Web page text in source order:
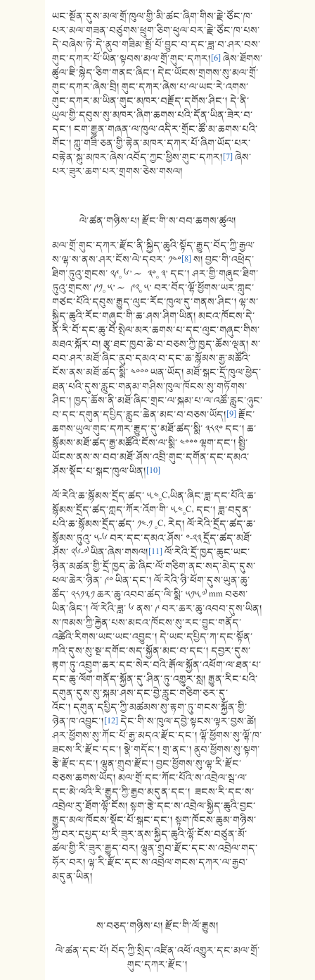
ཡང་སྔོན་དུས་མལ་གྲོ་ཁུལ་གྱི་མི་ཚང་ཞིག་གིས་རྗེ་ཙོང་ཁ་
པར་མལ་གཟན་བཙུགས་ཕྲུག་ཅིག་ཕུལ་བར་རྗེ་ཙོང་ཁ་པས་
དེ་བཞེས་ཏེ་དེ་ནུབ་གཟིམ་སྤྲོ་པོ་བྱུང་བ་དང་ཟླ་བ་ཤར་བས་
གུང་དཀར་པོ་ཡིན་སྟབས་མལ་གྲོ་གུང་དཀར།[6]ཞེས་ཐོགས་
ཚུལ་ཇི་སྙེད་ཅིག་གནང་ཞིང་། དེང་ཡོངས་གྲགས་སུ་མལ་གྲོ་
གུང་དཀར་ཞེས་བྲི། གུང་དཀར་ཞེས་པ་ལ་ཡང་རེ་འགས་
གུང་དཀར་མ་ཡིན་གུང་མཁར་བརྗོད་དགོས་ཤིང་། དེ་ནི་
ཡུལ་གྱི་དབུས་སུ་མཁར་ཞིག་ཆགས་པའི་དོན་ཡིན་ཟེར་བ་
དང་། ངག་རྒྱུན་གཞན་ལ་ཁུལ་འདིར་གྲོང་ཚོ་མ་ཆགས་པའི་
གོང་། ཀླུ་གཟི་ཅན་གྱི་རྟེན་མཁར་དཀར་པོ་ཞིག་ཡོད་པར་
བརྟེན་སྐུ་མཁར་ཞེས་འབོད་ཀྱང་ཕྱིས་གུང་དཀར།[7]ཞེས་
པར་ཟུར་ཆག་པར་གྲགས་ཅེས་གསལ།
ལེ་ཚན་གཉིས་པ། རྫོང་གི་ས་བབ་ཆགས་ཚུལ།
མལ་གྲོ་གུང་དཀར་རྫོང་ནི་སྐྱིད་ཆུའི་སྟོད་རྒྱུད་བོད་ཀྱི་རྒྱལ་
ས་ལྷ་ས་ནས་ཤར་ངོས་ལེ་དབར་ ༡༤༠[8]ས། བྱང་གི་འཕྲེད་
ཐིག་ཏུའུ་གྲངས་ ༢༩༚ ༦’ 〜 ༣༠༚ ༣’ དང་། ཤར་གྱི་གཞུང་ཐིག་
ཏུའུ་གྲངས་ ༩༡༚ ༥’ 〜 ༩༢༚ ༥’ བར་བོད་ལྷོ་ཕྱོགས་ཡར་ཀླུང་
གཙང་པོའི་དབུས་རྒྱུད་ལུང་རོང་ཁུལ་དུ་གནས་ཤིང་། ལྷ་ས་
སྐྱིད་ཆུའི་རོང་གཞུང་གི་ཆ་ཤས་ཤིག་ཡིན། མངའ་ཁོངས་དེ་
ནི་རི་བོ་དང་ཆུ་བོ་སྤེལ་མར་ཆགས་པ་དང་ལུང་གཞུང་གིས་
མཐའ་སྐོར་བ། རྩྭ་ཐང་ཁྱབ་ཆེ་བ་བཅས་ཀྱི་ཁྱད་ཆོས་ལྡན། ས་
བབ་ཤར་མཐོ་ཞིང་ནུབ་དམའ་བ་དང་ཆ་སྙོམས་རྒྱ་མཚོའི་
ངོས་ནས་མཐོ་ཚད་སྨི་ ༤༠༠༠ ཡན་ཡོད། མཐོ་སྒང་དྲོ་ཁུལ་ཕྱེད་
ཐན་པའི་དུས་རླུང་གནམ་གཤིས་ཁུལ་ཁོངས་སུ་གཏོགས་
ཤིང་། ཁྱད་ཆོས་ནི་མཐོ་ཞིང་གྲང་ལ་སྐམ་པ་ལ་འཚོ་རླུང་ཉུང་
བ་དང་དགུན་དཔྱིད་རླུང་ཆེན་མང་བ་བཅས་ཡོད།[9]རྗོང་
ཆགས་ཡུལ་གུང་དཀར་རྒྱུད་དུ་མཐོ་ཚད་སྨི་ ༣༨༢༠ དང་། ཆ་
སྙོམས་མཐོ་ཚད་རྒྱ་མཚོའི་ངོས་ལ་སྨི་ ༤༠༠༠ ལྷག་དང་། སྤྱི་
ཡོངས་ནས་ས་བབ་མཐོ་ཤོས་འབྲི་གུང་དགོན་དང་དམའ་
ཤོས་སྡོང་པ་སྒང་ཁུལ་ཡིན།[10]
ལོ་རེའི་ཆ་སྙོམས་དྲོད་ཚད་ ༥.༤༚C‚ཡིན་ཞིང་ཟླ་དང་པོའི་ཆ་
སྙོམས་དྲོད་ཚད་ཀླད་ཀོར་འོག་གི་ ༥.༤༚C‚ དང་། ཟླ་བདུན་
པའི་ཆ་སྙོམས་དྲོད་ཚད་ ༡༤.༡ ༚C‚ རེད། ལོ་རེའི་དྲོད་ཚད་ཆ་
སྙོམས་ཏུའུ་ ༥-༦ བར་དང་དམའ་ཤོས་ ༠-༢༣ དྲོད་ཚད་མཐོ་
ཤོས་ ༢༦-༧ ཡིན་ཞེས་གསལ།[11]ལོ་རེའི་དྲོ་ཁྱད་ཆུང་ཡང་
ཉིན་མཚན་གྱི་དྲོ་ཁྱད་ཆེ་ཞིང་ལོ་གཅིག་ནང་སད་མེད་དུས་
ཕལ་ཆེར་ཉིན་ ༩༠ ཡིན་དང་། ལོ་རེའི་ཉི་ཕོག་དུས་ཡུན་ཆུ་
ཚོད་ ༢༨༡༣.༡ ཆར་ཆུ་འབབ་ཚད་ལི་སྨི་ ༥༡༥.༧ mm བཅས་
ཡིན་ཞིང་། ལོ་རེའི་ཟླ་ ༦ ནས་ ༩ བར་ཆར་ཆུ་འབབ་དུས་ཡིན།
ས་ཁམས་ཀྱི་རྐྱེན་པས་མངའ་ཁོངས་སུ་རང་བྱུང་གནོད་
འཚེའི་རིགས་ཡང་ཡང་འབྱུང་། དེ་ཡང་དཔྱིད་ཀ་དང་སྟོན་
ཀའི་དུས་སུ་སྔ་དགོང་སད་སྐྱོན་མང་བ་དང་། དབྱར་དུས་
རྟག་ཏུ་འབྲུག་ཆར་དང་སེར་བའི་རྒོལ་སྐྱོན་འཕོག་ལ་ཐན་པ་
དང་ཆུ་ལོག་གནོད་སྐྱོན་དུ་ཤིན་ཏུ་འགྱུར་སླ། རྒྱུན་རིང་པའི་
དགུན་དུས་སུ་སྐམ་ཤས་དང་བྱེ་རླུང་གཅིག་ཅར་དུ་
འོང་། དགུན་དཔྱིད་ཀྱི་མཚམས་སུ་རྟག་ཏུ་གངས་སྐྱོན་གྱི་
ཉེན་ཁ་འབྱུང་།[12]དེང་གི་ས་ཁུལ་དབྱེ་སྟངས་ལྟར་བྱས་ཚེ།
ཤར་ཕྱོགས་སུ་ཀོང་པོ་རྒྱ་མདའ་རྫོང་དང་། ལྷོ་ཕྱོགས་སུ་ལྷོ་ཁ་
ཟངས་རི་རྫོང་དང་། སྣེ་གདོང་། གྲ་ནང་། ནུབ་ཕྱོགས་སུ་སྟག་
རྩེ་རྫོང་དང་། ལྷུན་གྲུབ་རྫོང་། བྱང་ཕྱོགས་སུ་ལྷ་རི་རྫོང་
བཅས་ཆགས་ཡོད། མལ་གྲོ་དང་ཀོང་པོའི་ས་འབྲེལ་སྦ་ལ་
དང་མེ་ལའི་རི་རྒྱུད་ཀྱི་རྒྱབ་མདུན་དང་། ཟངས་རི་དང་ས་
འབྲེལ་རུ་ཐོག་ལྷོ་ངོས། སྟག་རྩེ་དང་ས་འབྲེལ་སྐྱིད་ཆུའི་བྱང་
རྒྱུད་མལ་ཁོངས་སྡོང་པོ་སྒང་དང་། སྟག་ཁོངས་ཆུམ་གཉིས་
ཀྱི་བར་དཔྱད་པ་རི་ཟུར་ནས་སྐྱིད་ཆུའི་ལྷོ་ངོས་བཙུན་མོ་
ཚལ་གྱི་རི་ཟུར་རྒྱུད་བར། ལྷུན་གྲུབ་རྫོང་དང་ས་འབྲེལ་གད་
ཧོར་བར། ལྷ་རི་རྫོང་དང་ས་འབྲེལ་གངས་དཀར་ལ་རྒྱབ་
མདུན་ཡིན།
ས་བཅད་གཉིས་པ། རྫོང་གི་ལོ་རྒྱུས།
ལེ་ཚན་དང་པོ། བོད་ཀྱི་སྲིད་འཛིན་འཕོ་འགྱུར་དང་མལ་གྲོ་
གུང་དཀར་རྫོང་།